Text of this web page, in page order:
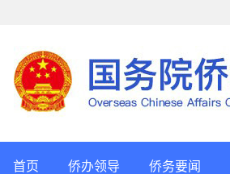
首页 侨办领导 侨务要闻